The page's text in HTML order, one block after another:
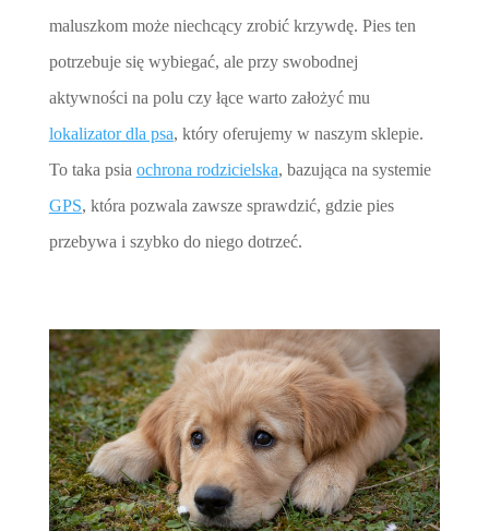
maluszkom może niechcący zrobić krzywdę. Pies ten
potrzebuje się wybiegać, ale przy swobodnej
aktywności na polu czy łące warto założyć mu
lokalizator dla psa, który oferujemy w naszym sklepie.
To taka psia ochrona rodzicielska, bazująca na systemie
GPS, która pozwala zawsze sprawdzić, gdzie pies
przebywa i szybko do niego dotrzeć.